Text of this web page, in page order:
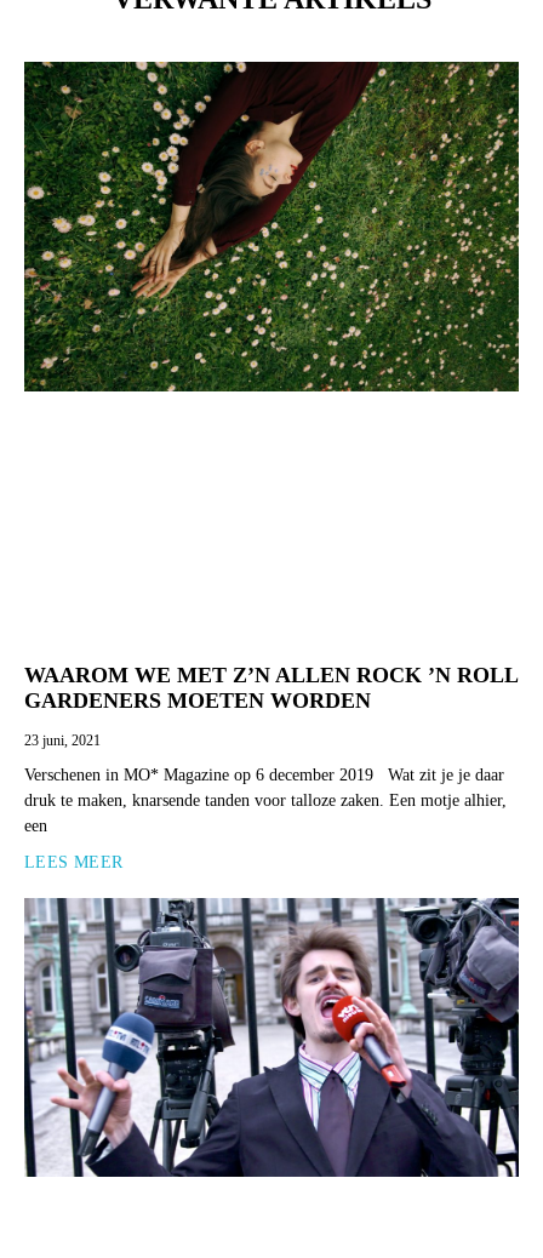
WAAROM WE MET Z’N ALLEN ROCK ’N ROLL
GARDENERS MOETEN WORDEN
23 juni, 2021
Verschenen in MO* Magazine op 6 december 2019 Wat zit je je daar
druk te maken, knarsende tanden voor talloze zaken. Een motje alhier,
een
LEES MEER